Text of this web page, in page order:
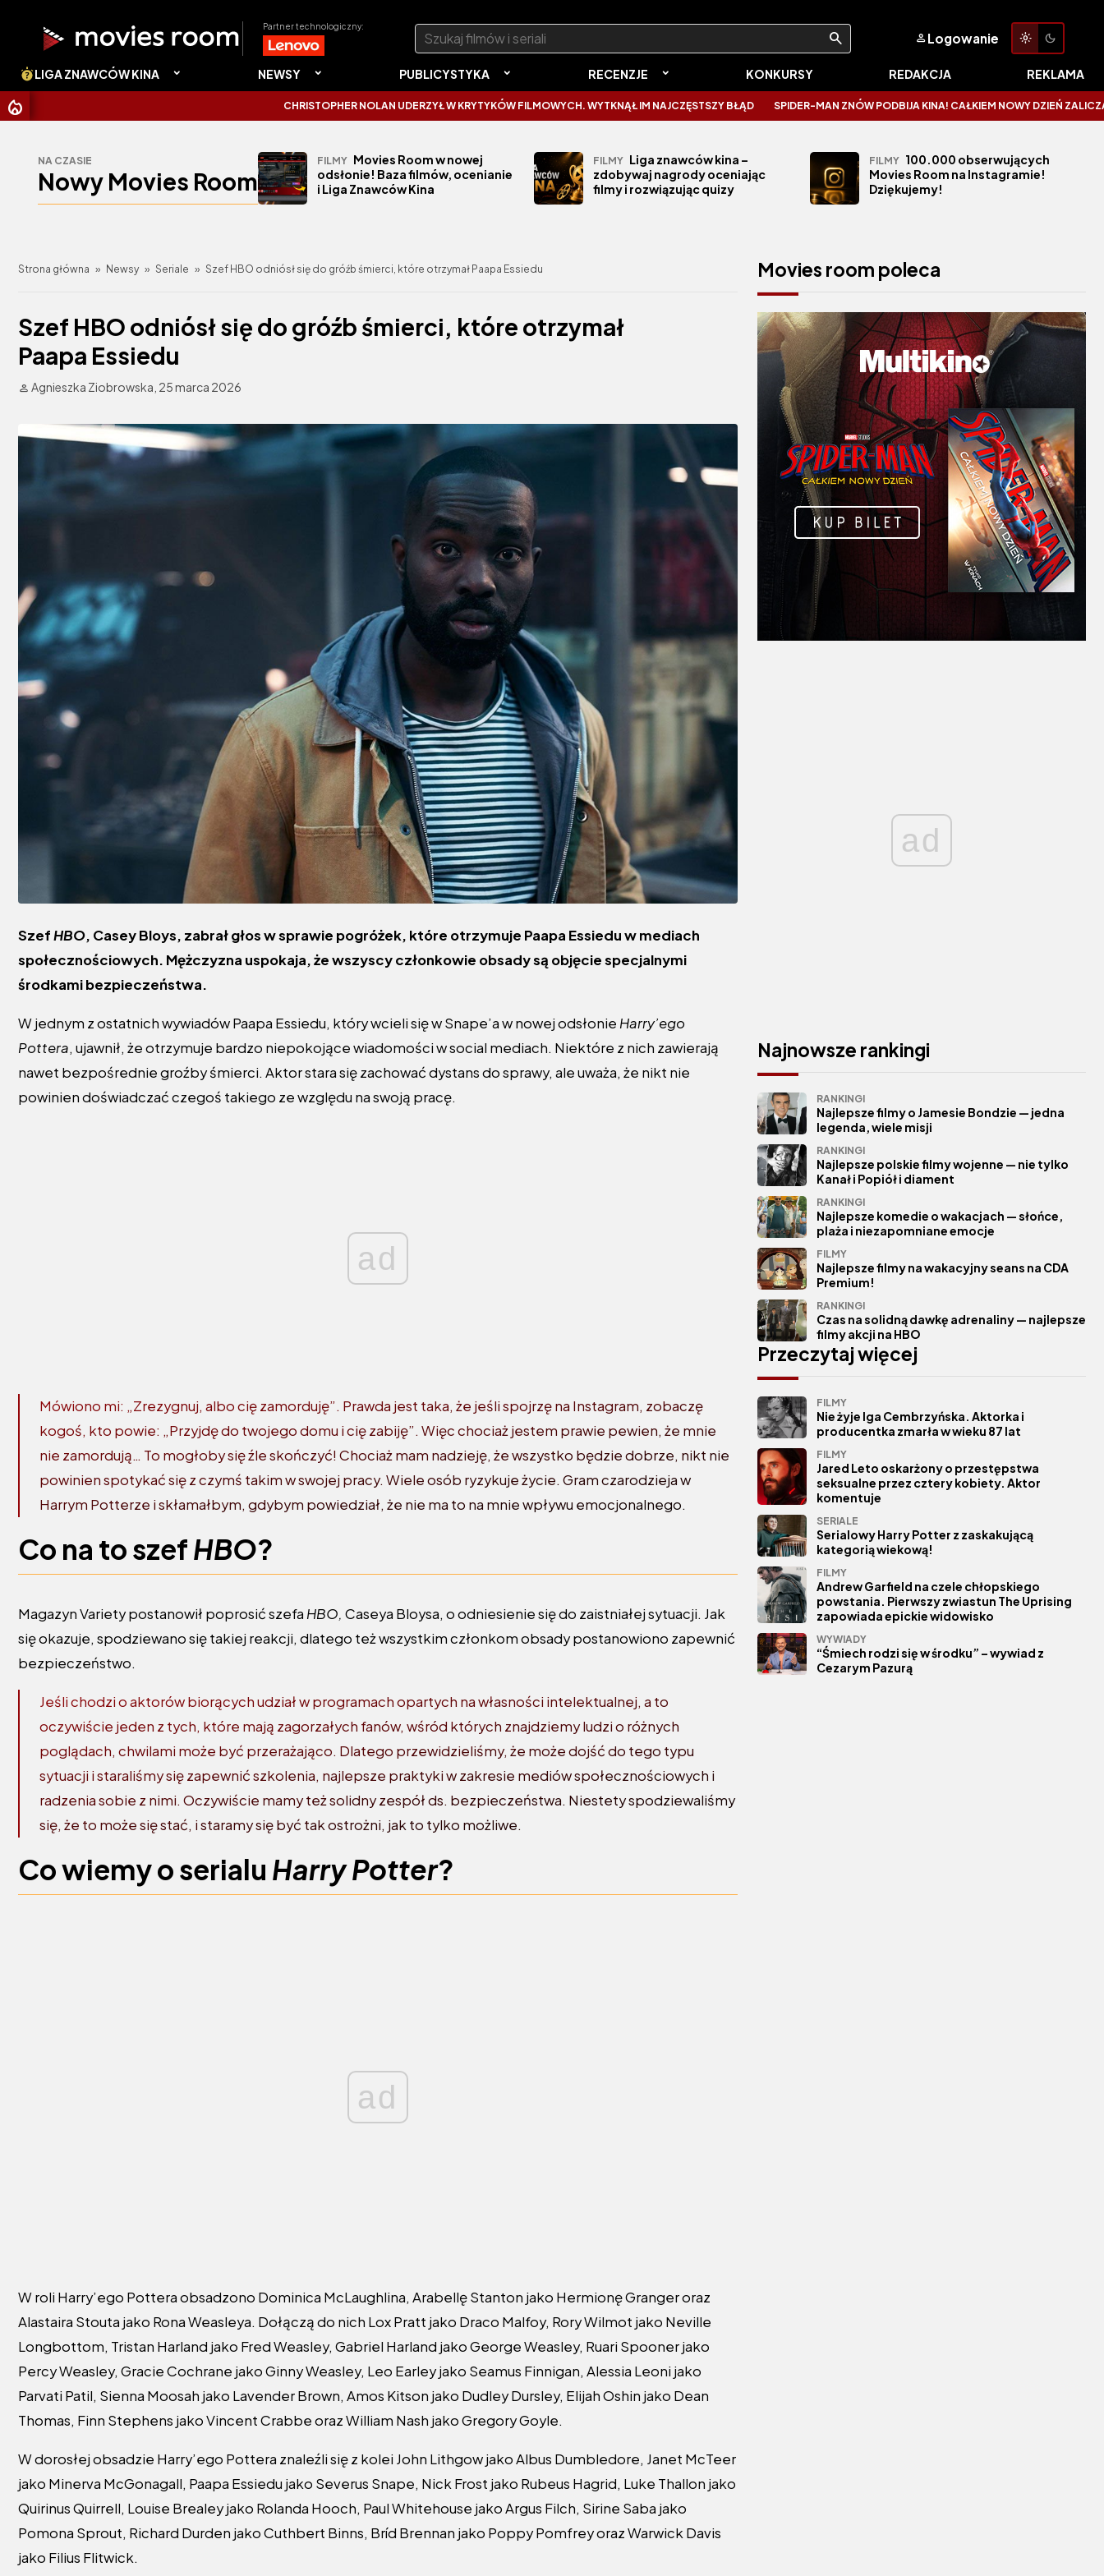
Partner technologiczny: Szukaj:
Logowanie
LIGA ZNAWCÓW KINA NEWSY PUBLICYSTYKA RECENZJE KONKURSY REDAKCJA REKLAMA
CHRISTOPHER NOLAN UDERZYŁ W KRYTYKÓW FILMOWYCH. WYTKNĄŁ IM NAJCZĘSTSZY BŁĄD SPIDER-MAN ZNÓW PODBIJA KINA! CAŁKIEM NOWY DZIEŃ ZALICZA
NA CZASIE
Nowy Movies Room
FILMY Movies Room w nowej
odsłonie! Baza filmów, ocenianie
i Liga Znawców Kina
FILMY Liga znawców kina –
zdobywaj nagrody oceniając
filmy i rozwiązując quizy
FILMY 100.000 obserwujących
Movies Room na Instagramie!
Dziękujemy!
Strona główna » Newsy » Seriale » Szef HBO odniósł się do gróźb śmierci, które otrzymał Paapa Essiedu
Szef HBO odniósł się do gróźb śmierci, które otrzymał
Paapa Essiedu
Agnieszka Ziobrowska, 25 marca 2026
SzefHBO, Casey Bloys, zabrał głos w sprawie pogróżek, które otrzymuje Paapa Essiedu w mediach
społecznościowych. Mężczyzna uspokaja, że wszyscy członkowie obsady są objęcie specjalnymi
środkami bezpieczeństwa.
W jednym z ostatnich wywiadów Paapa Essiedu, który wcieli się w Snape’a w nowej odsłonie Harry’ego
Pottera, ujawnił, że otrzymuje bardzo niepokojące wiadomości w social mediach. Niektóre z nich zawierają
nawet bezpośrednie groźby śmierci. Aktor stara się zachować dystans do sprawy, ale uważa, że nikt nie
powinien doświadczać czegoś takiego ze względu na swoją pracę.
ad
Mówiono mi: „Zrezygnuj, albo cię zamorduję”. Prawda jest taka, że ​​jeśli spojrzę na Instagram, zobaczę
kogoś, kto powie: „Przyjdę do twojego domu i cię zabiję”. Więc chociaż jestem prawie pewien, że mnie
nie zamordują… To mogłoby się źle skończyć! Chociaż mam nadzieję, że wszystko będzie dobrze, nikt nie
powinien spotykać się z czymś takim w swojej pracy. Wiele osób ryzykuje życie. Gram czarodzieja w
Harrym Potterze i skłamałbym, gdybym powiedział, że nie ma to na mnie wpływu emocjonalnego.
Co na to szefHBO?
Magazyn Variety postanowił poprosić szefa HBO, Caseya Bloysa, o odniesienie się do zaistniałej sytuacji. Jak
się okazuje, spodziewano się takiej reakcji, dlatego też wszystkim członkom obsady postanowiono zapewnić
bezpieczeństwo.
Jeśli chodzi o aktorów biorących udział w programach opartych na własności intelektualnej, a to
oczywiście jeden z tych, które mają zagorzałych fanów, wśród których znajdziemy ludzi o różnych
poglądach, chwilami może być przerażająco. Dlatego przewidzieliśmy, że może dojść do tego typu
sytuacji i staraliśmy się zapewnić szkolenia, najlepsze praktyki w zakresie mediów społecznościowych i
radzenia sobie z nimi. Oczywiście mamy też solidny zespół ds. bezpieczeństwa. Niestety spodziewaliśmy
się, że to może się stać, i staramy się być tak ostrożni, jak to tylko możliwe.
Co wiemy o serialu Harry Potter?
ad
W roli Harry’ego Pottera obsadzono Dominica McLaughlina, Arabellę Stanton jako Hermionę Granger oraz
Alastaira Stouta jako Rona Weasleya. Dołączą do nich Lox Pratt jako Draco Malfoy, Rory Wilmot jako Neville
Longbottom, Tristan Harland jako Fred Weasley, Gabriel Harland jako George Weasley, Ruari Spooner jako
Percy Weasley, Gracie Cochrane jako Ginny Weasley, Leo Earley jako Seamus Finnigan, Alessia Leoni jako
Parvati Patil, Sienna Moosah jako Lavender Brown, Amos Kitson jako Dudley Dursley, Elijah Oshin jako Dean
Thomas, Finn Stephens jako Vincent Crabbe oraz William Nash jako Gregory Goyle.
W dorosłej obsadzie Harry’ego Pottera znaleźli się z kolei John Lithgow jako Albus Dumbledore, Janet McTeer
jako Minerva McGonagall, Paapa Essiedu jako Severus Snape, Nick Frost jako Rubeus Hagrid, Luke Thallon jako
Quirinus Quirrell, Louise Brealey jako Rolanda Hooch, Paul Whitehouse jako Argus Filch, Sirine Saba jako
Pomona Sprout, Richard Durden jako Cuthbert Binns, Bríd Brennan jako Poppy Pomfrey oraz Warwick Davis
jako Filius Flitwick.
Movies room poleca
ad
Najnowsze rankingi
RANKINGI
Najlepsze filmy o Jamesie Bondzie — jedna
legenda, wiele misji
RANKINGI
Najlepsze polskie filmy wojenne — nie tylko
Kanał i Popiół i diament
RANKINGI
Najlepsze komedie o wakacjach — słońce,
plaża i niezapomniane emocje
FILMY
Najlepsze filmy na wakacyjny seans na CDA
Premium!
RANKINGI
Czas na solidną dawkę adrenaliny — najlepsze
filmy akcji na HBO
Przeczytaj więcej
FILMY
Nie żyje Iga Cembrzyńska. Aktorka i
producentka zmarła w wieku 87 lat
FILMY
Jared Leto oskarżony o przestępstwa
seksualne przez cztery kobiety. Aktor
komentuje
SERIALE
Serialowy Harry Potter z zaskakującą
kategorią wiekową!
FILMY
Andrew Garfield na czele chłopskiego
powstania. Pierwszy zwiastun The Uprising
zapowiada epickie widowisko
WYWIADY
“Śmiech rodzi się w środku” – wywiad z
Cezarym Pazurą